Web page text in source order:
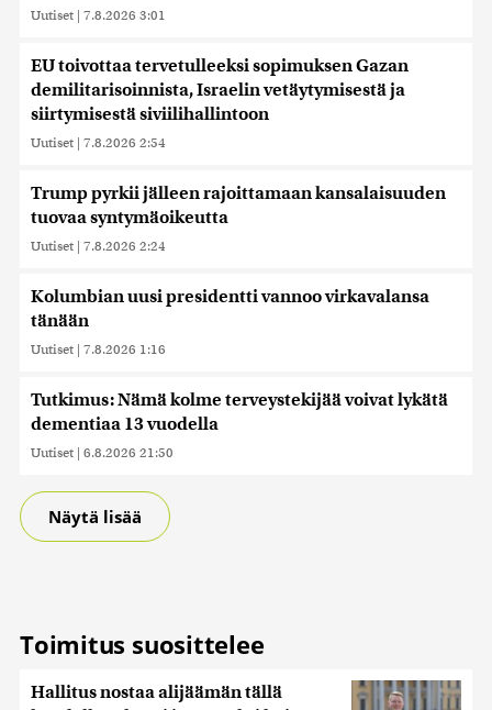
Uutiset | 7.8.2026 3:01
EU toivottaa tervetulleeksi sopimuksen Gazan
demilitarisoinnista, Israelin vetäytymisestä ja
siirtymisestä siviilihallintoon
Uutiset | 7.8.2026 2:54
Trump pyrkii jälleen rajoittamaan kansalaisuuden
tuovaa syntymäoikeutta
Uutiset | 7.8.2026 2:24
Kolumbian uusi presidentti vannoo virkavalansa
tänään
Uutiset | 7.8.2026 1:16
Tutkimus: Nämä kolme terveystekijää voivat lykätä
dementiaa 13 vuodella
Uutiset | 6.8.2026 21:50
Näytä lisää
Toimitus suosittelee
Hallitus nostaa alijäämän tällä